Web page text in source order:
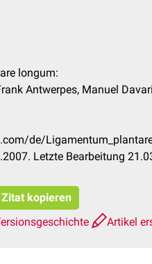
longum:
Antwerpes, Manuel
de/
Letzte Bearbeitung
Zitat kopieren
Artikel